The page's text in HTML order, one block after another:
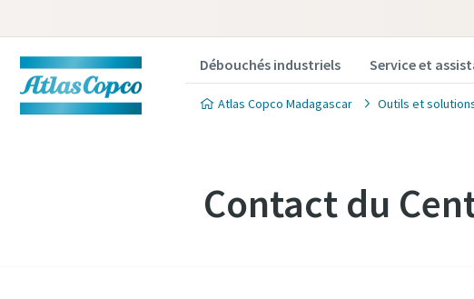
Débouchés industriels Service et
Atlas Copco Madagascar Outils et
Contact du